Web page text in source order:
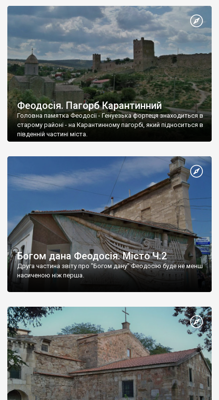
Феодосія. Пагорб Карантинний
Головна памятка Феодосії - Генуезька фортеця знаходиться в
старому районі - на Карантинному пагорбі, який підноситься в
південній частині міста.
Богом дана Феодосія. Місто Ч.2
Друга частина звіту про "Богом дану" Феодосію буде не менш
насиченою ніж перша.